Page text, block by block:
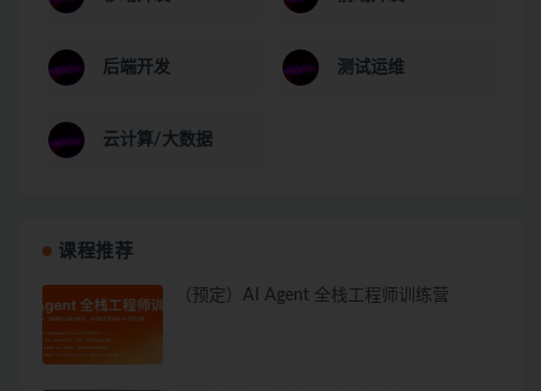
后端开发 测试运维
云计算/大数据
课程推荐
（预定）AI Agent 全栈工程师训练营